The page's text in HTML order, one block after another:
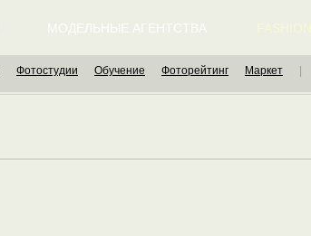
МОДЕЛЬНЫЕ АГЕНТСТВА
Фотостудии Обучение Фоторейтинг Маркет